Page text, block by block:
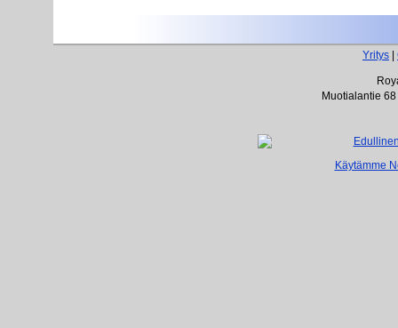
Yritys
Muotialantie
Käytämme